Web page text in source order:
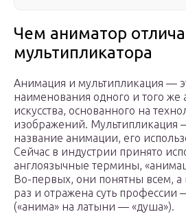
Чем аниматор
мультипликатора
Анимация и мультипликация —
наименования одного и того же
искусства, основанного на
изображений. Мультипликация
название анимации, его
Сейчас в индустрии принято
англоязычные термины,
Во-первых, они понятны всем, а
раз и отражена суть
(«анима» на латыни — «душа»).